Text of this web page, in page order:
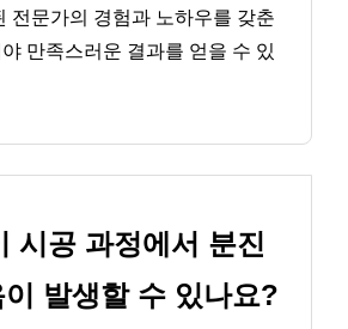
전문가의 경험과 노하우를 갖춘
만족스러운 결과를 얻을 수 있
시공 과정에서 분진
발생할 수 있나요?